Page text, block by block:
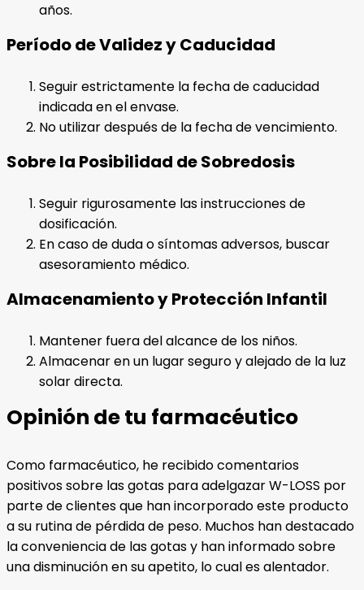
años.
Período de Validez y Caducidad
Seguir estrictamente la fecha de caducidad
indicada en el envase.
No utilizar después de la fecha de vencimiento.
Sobre la Posibilidad de Sobredosis
Seguir rigurosamente las instrucciones de
dosificación.
En caso de duda o síntomas adversos, buscar
asesoramiento médico.
Almacenamiento y Protección Infantil
Mantener fuera del alcance de los niños.
Almacenar en un lugar seguro y alejado de la luz
solar directa.
Opinión de tu farmacéutico
Como farmacéutico, he recibido comentarios
positivos sobre las gotas para adelgazar W-LOSS por
parte de clientes que han incorporado este producto
a su rutina de pérdida de peso. Muchos han destacado
la conveniencia de las gotas y han informado sobre
una disminución en su apetito, lo cual es alentador.